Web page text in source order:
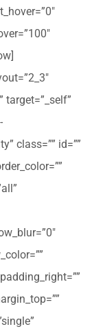
target=”_self”
class=”” id=””